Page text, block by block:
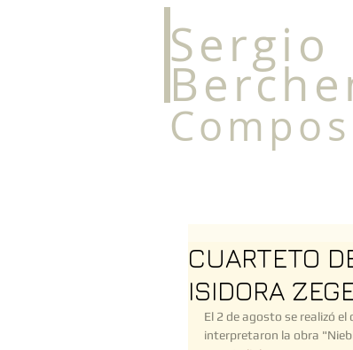
Sergio
CUARTETO
ISIDORA
El 2 de agosto se realizó
interpretaron la obra